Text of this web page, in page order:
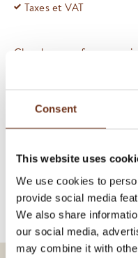
Consent
This website uses
We use cookies to
provide social media
We also share
our social media,
may combine it with
Taxes et VAT
Chambre non-fumeur,
Master Suite - vue sur le